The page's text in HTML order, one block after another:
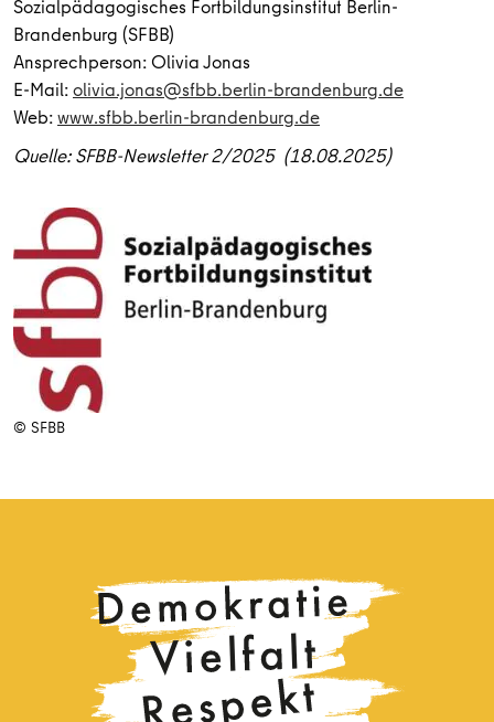
Sozialpädagogisches Fortbildungsinstitut Berlin-
Brandenburg (SFBB)
Ansprechperson: Olivia Jonas
E-Mail:olivia.jonas@sfbb.berlin-brandenburg.de
Web:www.sfbb.berlin-brandenburg.de
Quelle: SFBB-Newsletter 2/2025 (18.08.2025)
© SFBB